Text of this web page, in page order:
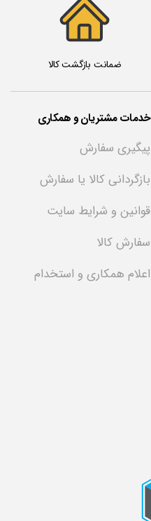
ضمانت بازگشت کالا
خدمات مشتریان و همکاری
پیگیری سفارش
بازگردانی کالا یا سفارش
قوانین و شرایط سایت
سفارش کالا
اعلام همکاری و استخدام